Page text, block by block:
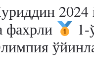
2024
фахрли